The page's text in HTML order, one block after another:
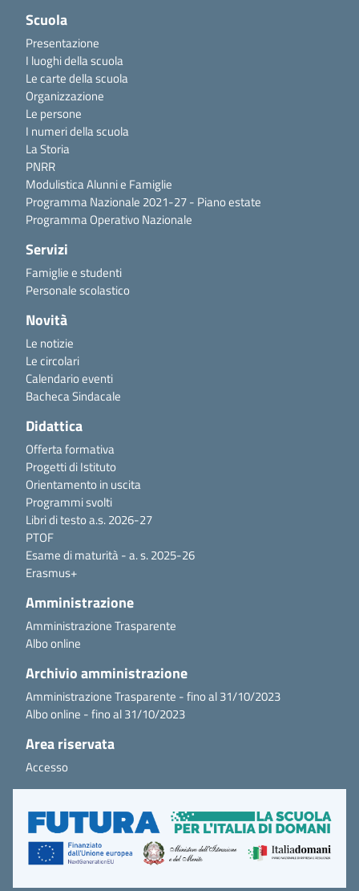
Scuola
Presentazione
I luoghi della scuola
Le carte della scuola
Organizzazione
Le persone
I numeri della scuola
La Storia
PNRR
Modulistica Alunni e Famiglie
Programma Nazionale 2021-27 - Piano estate
Programma Operativo Nazionale
Servizi
Famiglie e studenti
Personale scolastico
Novità
Le notizie
Le circolari
Calendario eventi
Bacheca Sindacale
Didattica
Offerta formativa
Progetti di Istituto
Orientamento in uscita
Programmi svolti
Libri di testo a.s. 2026-27
PTOF
Esame di maturità - a. s. 2025-26
Erasmus+
Amministrazione
Amministrazione Trasparente
Albo online
Archivio amministrazione
Amministrazione Trasparente - fino al 31/10/2023
Albo online - fino al 31/10/2023
Area riservata
Accesso